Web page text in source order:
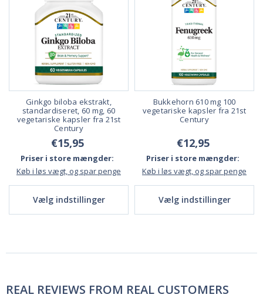
Ginkgo biloba ekstrakt,
standardiseret, 60 mg, 60
vegetariske kapsler fra 21st
Century
€15,95
Priser i store mængder:
Køb i løs vægt, og spar penge
Vælg indstillinger
Bukkehorn 610 mg 100
vegetariske kapsler fra 21st
Century
€12,95
Priser i store mængder:
Køb i løs vægt, og spar penge
Vælg indstillinger
REAL REVIEWS FROM REAL CUSTOMERS